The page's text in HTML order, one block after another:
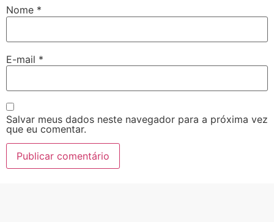
Nome *
E-mail *
Salvar meus dados neste navegador para a próxima vez
que eu comentar.